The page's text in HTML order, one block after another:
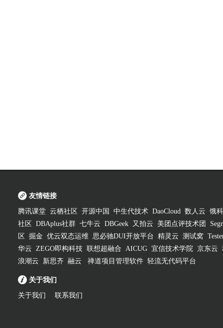
友情链接
腾讯课堂 云栖社区 开源中国 中生代技术 DaoCloud 数人云 饿
社区
DBAplus社群 七牛云 DBGeek 又拍云 美团点评技术团
区
掘金 优云双态运维 思必驰DUI开放平台 精灵云 测试窝
华云 ZEGO即构科技 联想超融合 AICUG 宜信技术学院 京东云
浪潮云
新思齐 融云 禅道项目管理软件 轻流无代码平台
关于我们
关于我们 联系我们